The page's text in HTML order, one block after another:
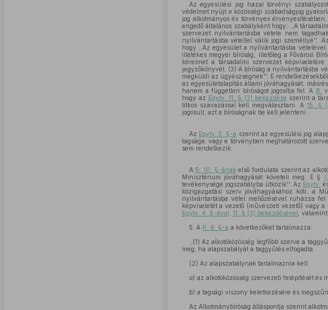
Az egyesülési jog hazai törvényi
védelmet nyújt e közösségi szabadságjog
jog alkotmányos és törvényes
engedő általános szabályként hogy: ,,A
szervezet nyilvántartásba vétele nem
nyilvántartásba vétellel válik jogi személlyé''. Az
hogy ,,Az egyesület a nyilvántartásba
illetékes megyei bíróság, illetőleg a Fővárosi
kérelmet a társadalmi szervezet
jegyzőkönyvét. (3) A bíróság a nyilvántartásba
megküldi az ügyészségnek''. E
az egyesületalapítás állami jóváhagyását,
hanem a független bíróságot jogosítja fel. A R.
hogy az Egytv. 11. § (3) bekezdése szerint a
titkos szavazással kell megválasztani. A 15. §
jogosult, azt a bíróságnak be kell jelenteni.
Az Egytv. 5. §-a szerint az egyesülési jog
tagsága, vagy e törvényben meghatározott
sem rendelkezik.
A R. 10. §-ának első fordulata szerint az
Minisztérium jóváhagyását követeli meg. E §
tevékenysége jogszabályba ütközik''. Az Egytv.
közigazgatási szerv jóváhagyásához köti, a
nyilvántartásba vétel mellőzésével ruházza fel
képviseletét a vezető (művészeti vezető) vagy
Egytv. 4. §-ával 11. § (3) bekezdésével , valamint
5. A R. 9. §-a a következőket tartalmazza:
,,(1) Az alkotóközösség legfőbb szerve a
meg, ha alapszabályát a taggyűlés elfogadta.
(2) Az alapszabálynak tartalmaznia kell:
a) az alkotóközösség szervezeti felépítését és
b) a tagsági viszony keletkezésére és
Az Alkotmánybíróság álláspontja szerint